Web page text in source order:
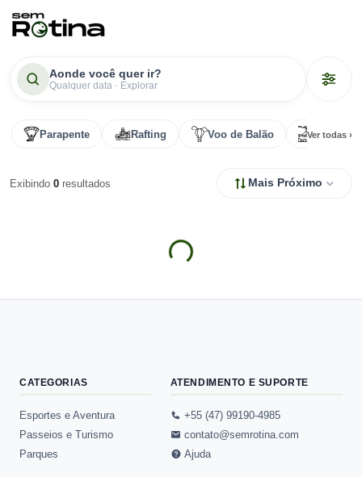
Aonde você quer ir?
Qualquer data · Explorar
Parapente Rafting Voo de Balão Tirolesa
Ver todas ›
Exibindo 0 resultados Mais Próximo
CATEGORIAS
Esportes e Aventura
Passeios e Turismo
Parques
ATENDIMENTO E SUPORTE
+55 (47) 99190-4985
contato@semrotina.com
Ajuda